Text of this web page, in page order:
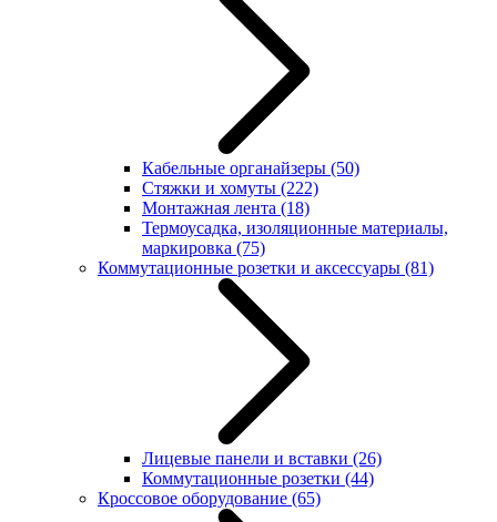
Кабельные органайзеры (50)
Стяжки и хомуты (222)
Монтажная лента (18)
Термоусадка, изоляционные материалы,
маркировка (75)
Коммутационные розетки и аксессуары (81)
Лицевые панели и вставки (26)
Коммутационные розетки (44)
Кроссовое оборудование (65)